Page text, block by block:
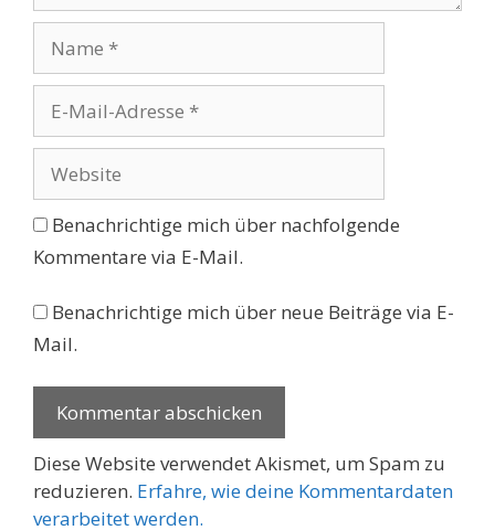
Mail-
Adresse
Benachrichtige mich über nachfolgende
Kommentare via E-Mail.
Benachrichtige mich über neue Beiträge via E-
Mail.
Diese Website verwendet Akismet, um Spam zu
reduzieren. Erfahre, wie deine Kommentardaten
verarbeitet werden.